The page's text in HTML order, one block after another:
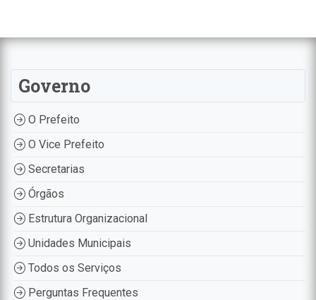
Governo
O Prefeito
O Vice Prefeito
Secretarias
Órgãos
Estrutura Organizacional
Unidades Municipais
Todos os Serviços
Perguntas Frequentes